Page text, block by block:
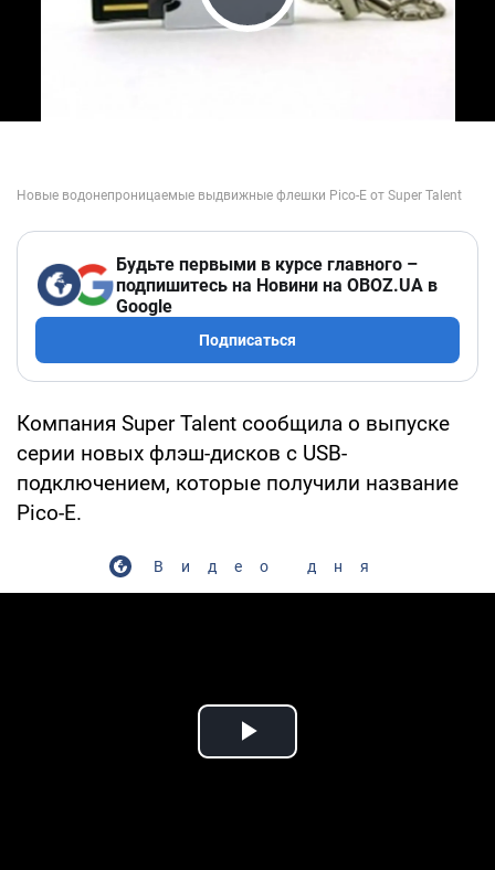
Play Video
Будьте первыми в курсе главного –
подпишитесь на Новини на OBOZ.UA в
Google
Подписаться
Компания Super Talent сообщила о выпуске
серии новых флэш-дисков с USB-
подключением, которые получили название
Pico-E.
Видео дня
Play Video